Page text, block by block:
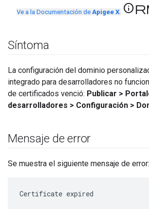
Ve a la Documentación de Apigee X.
Síntoma
La configuración del dominio
integrado para desarrolladores no
de certificados venció: Publicar >
desarrolladores > Configuración >
Mensaje de error
Se muestra el siguiente mensaje de error:
Certificate expired